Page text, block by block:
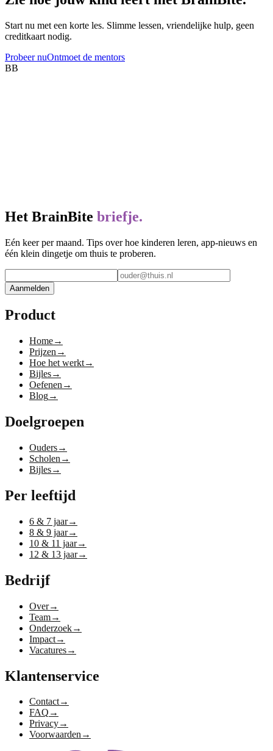
Start nu met een korte les. Slimme lessen, vriendelijke hulp, geen
creditkaart nodig.
Probeer nuOntmoet de mentors
BB
Het BrainBite briefje.
Eén keer per maand. Tips over hoe kinderen leren, app-nieuws en
één klein dingetje om thuis te proberen.
Aanmelden
Product
Home→
Prijzen →
Hoe het werkt→
Bijles→
Oefenen →
Blog→
Doelgroepen
Ouders→
Scholen →
Bijles→
Per leeftijd
6 & 7 jaar→
8 & 9 jaar→
10 & 11 jaar→
12 & 13 jaar→
Bedrijf
Over→
Team→
Onderzoek→
Impact→
Vacatures→
Klantenservice
Contact→
FAQ →
Privacy→
Voorwaarden→